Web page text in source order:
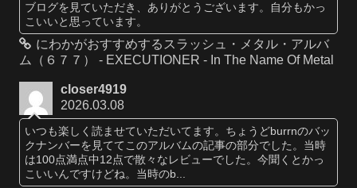
ブログを見ていただき、ありがとうございます。自分もかっ
こいいと思っています。
にわかがおすすめするスラッシュ・メタル・アルバ
ム（６７７） - EXECUTIONER - In The Name Of Metal
closer4919
2026.03.08
いつも楽しく読ませていただいてます。ちょうどburrnのバッ
クナンバーを見ててこのアルバムの記事の部分でした。当時
は100点満点中12点で散々なレビューでした。今聞くとかっ
こいいんですけどね。当時のb...